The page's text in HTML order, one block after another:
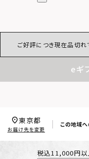
ご好評につき現在品切れ
eギ
この地域
東京都
お届け先を変更
税込11,000円以